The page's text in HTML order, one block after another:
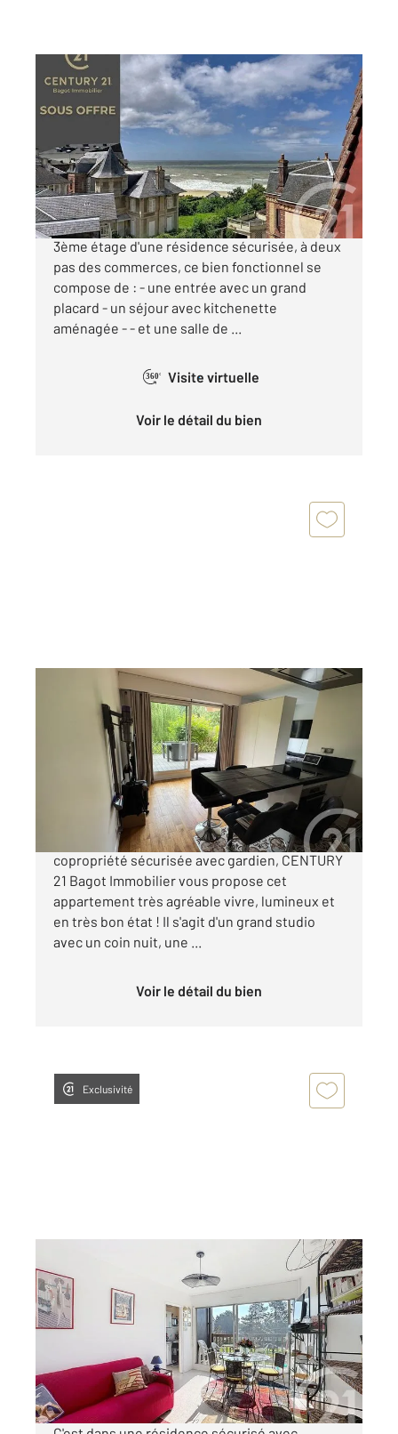
VILLERS SUR MER 14
18,09 m2
, 1 pièce
Ref : 14202
Appartement F1 à vendre
82 000 €
COEUR DE VILLE AVEC VUE MER ! Situé au
3ème étage d'une résidence sécurisée, à deux
pas des commerces, ce bien fonctionnel se
compose de : - une entrée avec un grand
placard - un séjour avec kitchenette
aménagée - - et une salle de ...
360° Visite virtuelle
Voir le détail du bien
VILLERS SUR MER 14
23,32 m2, 1 pièce
Ref : 14342
Appartement F1 à vendre
119 000 €
Dans un écrin de verdure, dans une
copropriété sécurisée avec gardien, CENTURY
21 Bagot Immobilier vous propose cet
appartement très agréable vivre, lumineux et
en très bon état ! Il s'agit d'un grand studio
avec un coin nuit, une ...
Voir le détail du bien
Exclusivité
32,12 m
Ref : 13847
Appartement F2 à vendre
125 000 €
Visiter le site dédié